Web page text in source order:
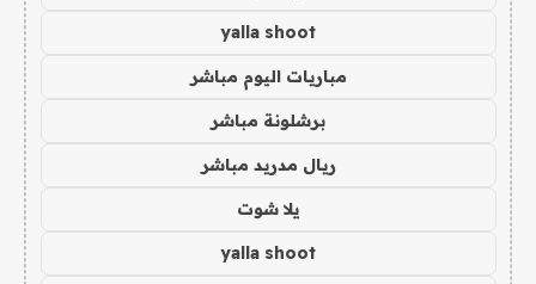
yalla shoot
مباريات اليوم مباشر
برشلونة مباشر
ريال مدريد مباشر
يلا شوت
yalla shoot